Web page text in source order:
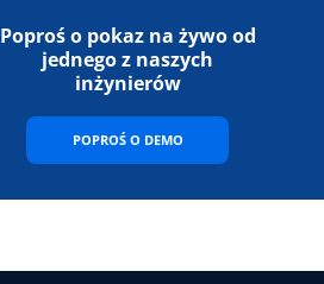
Poproś o pokaz na żywo od
jednego z naszych
inżynierów
POPROŚ O DEMO